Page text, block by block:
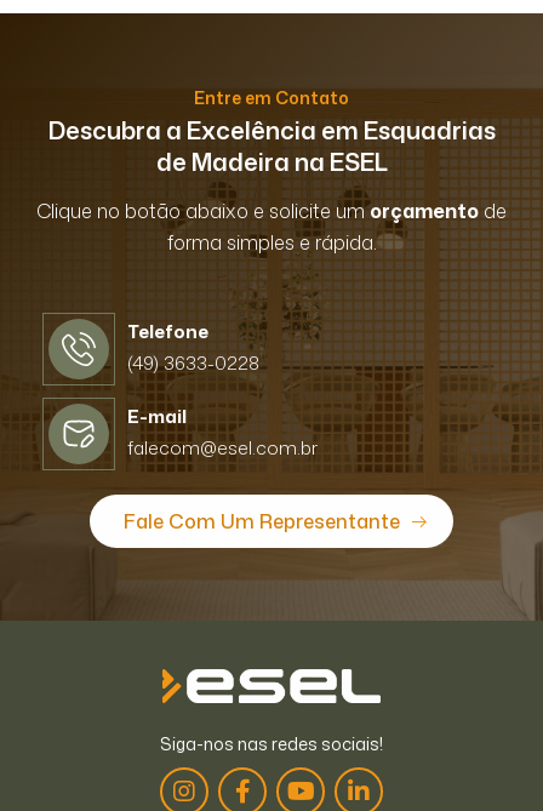
Entre em Contato
Descubra a Excelência em Esquadrias
de Madeira na ESEL
Clique no botão abaixo e solicite umorçamentode
forma simples e rápida.
Telefone
(49) 3633-0228
E-mail
falecom@esel.com.br
Fale Com Um Representante
Siga-nos nas redes sociais!